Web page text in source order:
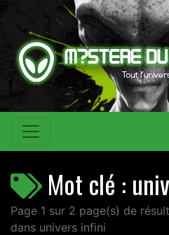
Mot clé :
Page 1 sur 2 page(s) de
dans univers infini